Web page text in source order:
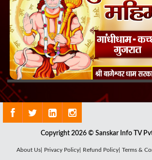
Copyright 2026 © Sanskar Info TV
About Us| Privacy Policy| Refund Policy| Terms &